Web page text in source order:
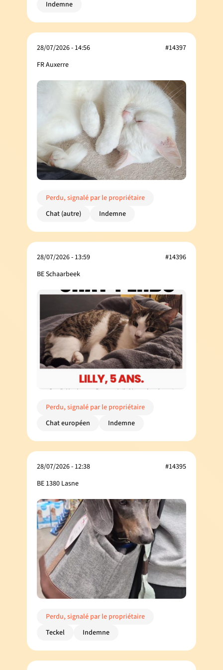
Indemne
28/07/2026 - 14:56
FR Auxerre
#14397
Perdu, signalé par le propriétaire
Chat (autre)
Indemne
28/07/2026 - 13:59
BE Schaarbeek
#14396
Perdu, signalé par le propriétaire
Chat européen
Indemne
28/07/2026 - 12:38
BE 1380 Lasne
#14395
Perdu, signalé par le propriétaire
Teckel
Indemne